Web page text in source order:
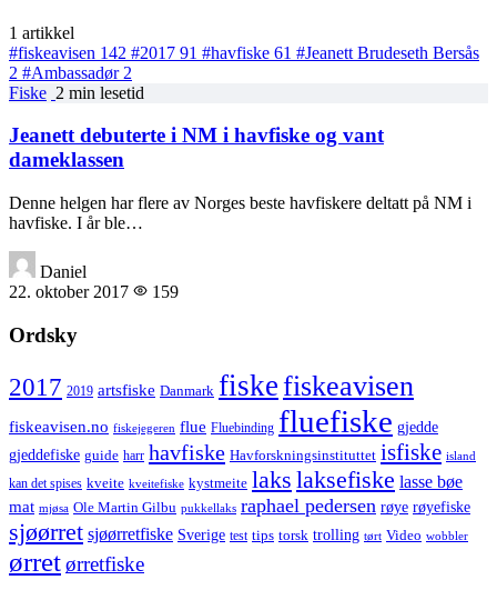
1 artikkel
#fiskeavisen 142 #2017 91 #havfiske 61 #Jeanett Brudeseth Bersås
2 #Ambassadør 2
Fiske 2 min lesetid
Jeanett debuterte i NM i havfiske og vant
dameklassen
Denne helgen har flere av Norges beste havfiskere deltatt på NM i
havfiske. I år ble…
Daniel
22. oktober 2017
159
Ordsky
2017 2019 artsfiske Danmark fiskefiskeavisen
fiskeavisen.no fiskejegeren flue Fluebinding fluefiske gjedde
gjeddefiske guide harr havfiske Havforskningsinstituttet isfiske island
kan det spises kveite kveitefiske kystmeite laks laksefiske lasse bøe
mat mjøsa Ole Martin Gilbu pukkellaks raphael pedersen røye røyefiske
sjøørret sjøørretfiske Sverige test tips torsk trolling tørt Video wobbler
ørretørretfiske